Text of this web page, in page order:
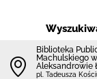
Biblioteka
Machulskiego w
Aleksandrowie
pl. Tadeusza